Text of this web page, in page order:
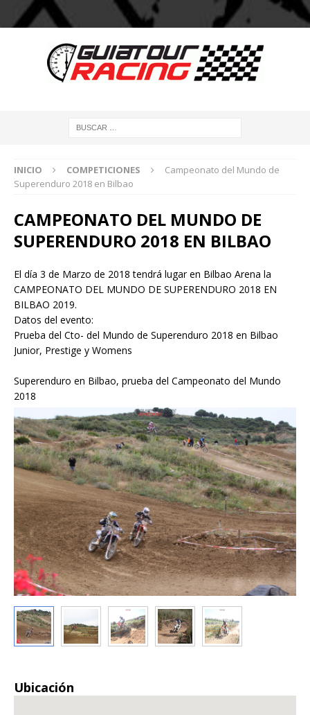
INICIO COMPETICIONES
Campeonato del Mundo de
Superenduro 2018 en Bilbao
CAMPEONATO DEL MUNDO DE
SUPERENDURO 2018 EN BILBAO
El día 3 de Marzo de 2018 tendrá lugar en Bilbao Arena la
CAMPEONATO DEL MUNDO DE SUPERENDURO 2018 EN
BILBAO 2019.
Datos del evento:
Prueba del Cto- del Mundo de Superenduro 2018 en Bilbao
Junior, Prestige y Womens
Superenduro en Bilbao, prueba del Campeonato del Mundo
2018
Ubicación